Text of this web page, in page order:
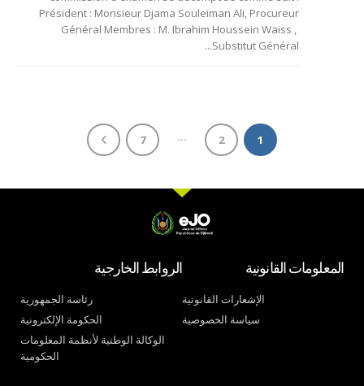
Président : Monsieur Djama Souleiman Ali, Procureur
Général Membres : M. Ibrahim Houssein Waiss ,
Substitut Général...
1
2
…
7
المعلومات القانونية
الإشعارات القانونية
سياسة الخصوصية
الروابط الخارجية
رئاسة الجمهورية
الحكومة الإلكترونية
الوكالة الوطنية لأنظمة المعلومات
الحكومية